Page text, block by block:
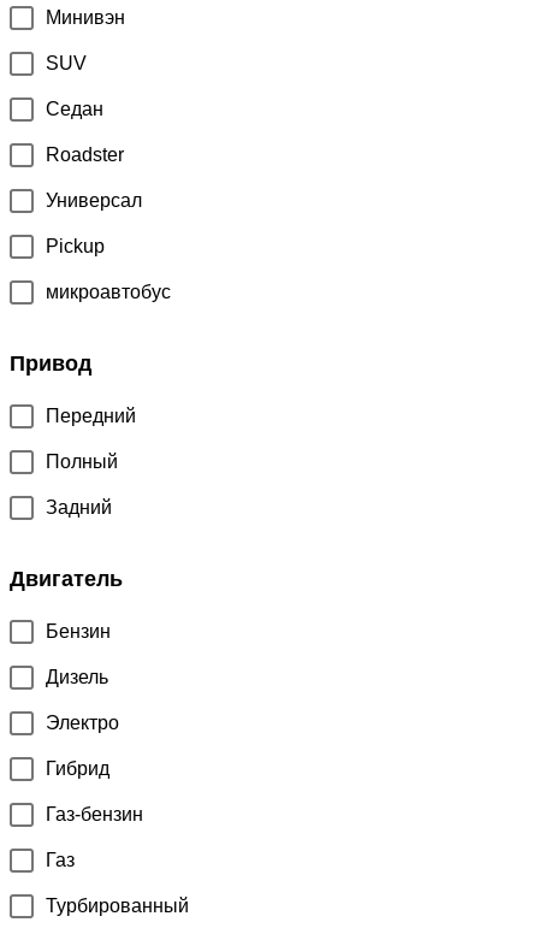
Минивэн
SUV
Седан
Roadster
Универсал
Pickup
микроавтобус
Привод
Передний
Полный
Задний
Двигатель
Бензин
Дизель
Электро
Гибрид
Газ-бензин
Газ
Турбированный